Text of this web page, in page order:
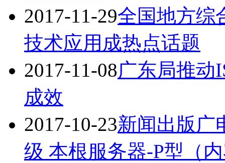
2017-11-29全国地方综
技术应用成热点话题
2017-11-08广东局推动
成效
2017-10-23新闻出版广
级 本根服务器-P型（